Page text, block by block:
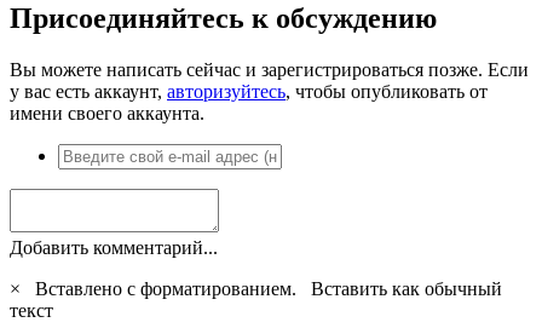
Присоединяйтесь к обсуждению
Вы можете написать сейчас и зарегистрироваться позже. Если
у вас есть аккаунт, авторизуйтесь, чтобы опубликовать от
имени своего аккаунта.
Добавить комментарий...
×
Вставлено с форматированием. Вставить как обычный
текст